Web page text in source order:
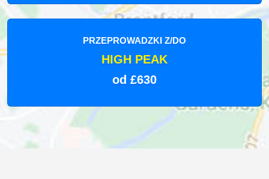
PRZEPROWADZKI Z/DO
HIGH PEAK
od £630